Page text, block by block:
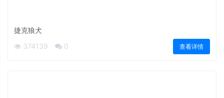
捷克狼犬
374139
0 查看详情